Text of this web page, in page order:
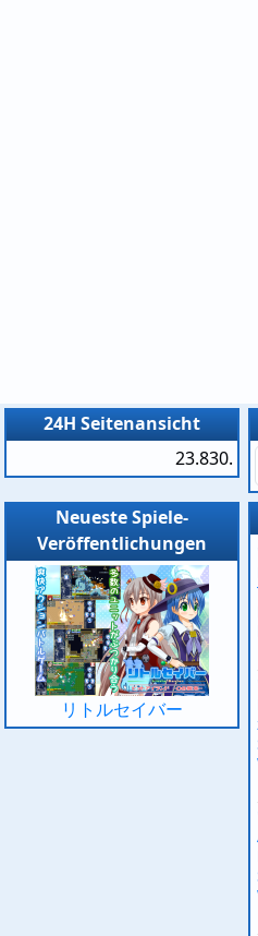
24H Seitenansicht
23.830.
Neueste Spiele-
Veröffentlichungen
リトルセイバー